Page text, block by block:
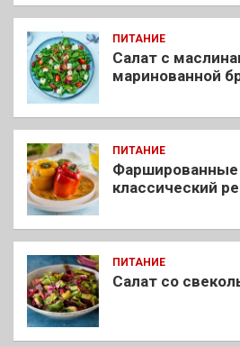
ПИТАНИЕ
Салат с
маринованной
ПИТАНИЕ
классический
ПИТАНИЕ
Салат со